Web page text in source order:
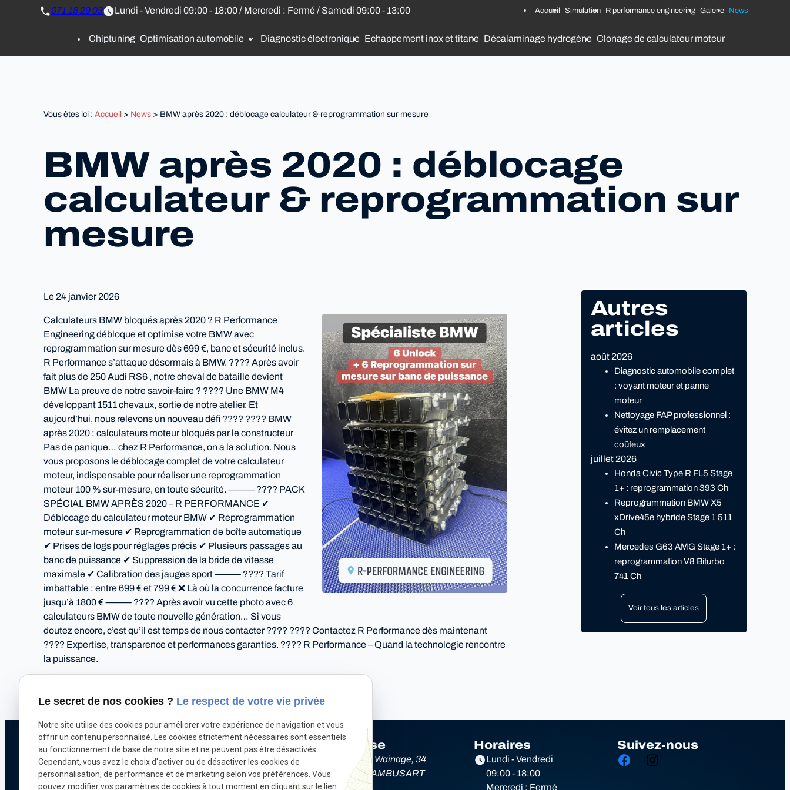
071 18 29 03 Lundi - Vendredi 09:00 - 18:00 / Mercredi : Fermé / Samedi 09:00 - 13:00 Accueil Simulation R performance engineering Galerie News
Chiptuning Optimisation automobile Diagnostic électronique Echappement inox et titane Décalaminage hydrogène Clonage de calculateur moteur
Vous êtes ici : Accueil > News > BMW après 2020 : déblocage calculateur & reprogrammation sur mesure
BMW après 2020 : déblocage
calculateur & reprogrammation sur
mesure
Le24 janvier 2026
Calculateurs BMW bloqués après 2020 ? R Performance
Engineering débloque et optimise votre BMW avec
reprogrammation sur mesure dès 699 €, banc et sécurité inclus.
R Performance s’attaque désormais à BMW. ???? Après avoir
fait plus de 250 Audi RS6 , notre cheval de bataille devient
BMW La preuve de notre savoir-faire ? ???? Une BMW M4
développant 1511 chevaux, sortie de notre atelier. Et
aujourd’hui, nous relevons un nouveau défi ???? ???? BMW
après 2020 : calculateurs moteur bloqués par le constructeur
Pas de panique… chez R Performance, on a la solution. Nous
vous proposons le déblocage complet de votre calculateur
moteur, indispensable pour réaliser une reprogrammation
moteur 100 % sur-mesure, en toute sécurité. ⸻ ???? PACK
SPÉCIAL BMW APRÈS 2020 – R PERFORMANCE ✔
Déblocage du calculateur moteur BMW ✔ Reprogrammation
moteur sur-mesure ✔ Reprogrammation de boîte automatique
✔ Prises de logs pour réglages précis ✔ Plusieurs passages au
banc de puissance ✔ Suppression de la bride de vitesse
maximale ✔ Calibration des jauges sport ⸻ ???? Tarif
imbattable : entre 699 € et 799 € ❌ Là où la concurrence facture
jusqu’à 1800 € ⸻ ???? Après avoir vu cette photo avec 6
calculateurs BMW de toute nouvelle génération… Si vous
doutez encore, c’est qu’il est temps de nous contacter ???? ???? Contactez R Performance dès maintenant
???? Expertise, transparence et performances garanties. ???? R Performance – Quand la technologie rencontre
la puissance.
Autres
articles
août 2026
Diagnostic automobile complet
: voyant moteur et panne
moteur
Nettoyage FAP professionnel :
évitez un remplacement
coûteux
juillet 2026
Honda Civic Type R FL5 Stage
1+ : reprogrammation 393 Ch
Reprogrammation BMW X5
xDrive45e hybride Stage 1 511
Ch
Mercedes G63 AMG Stage 1+ :
reprogrammation V8 Biturbo
741 Ch
Voir tous les articles
Téléphone
Pour nous joindre
071 18 29 03
Adresse
Rue du Wainage, 34
6220 LAMBUSART
Horaires
Lundi - Vendredi
09:00 - 18:00
Suivez-nous
Panneau de gestion des cookies
Le secret de nos cookies ? Le respect de votre vie privée
Notre site utilise des cookies pour améliorer votre expérience de navigation et vous
offrir un contenu personnalisé. Les cookies strictement nécessaires sont essentiels
au fonctionnement de base de notre site et ne peuvent pas être désactivés.
Cependant, vous avez le choix d'activer ou de désactiver les cookies de
personnalisation, de performance et de marketing selon vos préférences. Vous
pouvez modifier vos paramètres de cookies à tout moment en cliquant sur le lien